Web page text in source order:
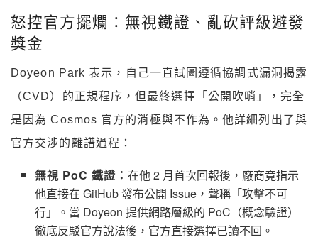
怒控官方擺爛：無視鐵證、亂砍評級避發
獎金
Doyeon Park 表示，自己一直試圖遵循協調式漏洞揭露
（CVD）的正規程序，但最終選擇「公開吹哨」，完全
是因為 Cosmos 官方的消極與不作為。他詳細列出了與
官方交涉的離譜過程：
無視 PoC 鐵證：在他 2 月首次回報後，廠商竟指示
他直接在 GitHub 發布公開 Issue，聲稱「攻擊不可
行」。當 Doyeon 提供網路層級的 PoC（概念驗證）
徹底反駁官方說法後，官方直接選擇已讀不回。